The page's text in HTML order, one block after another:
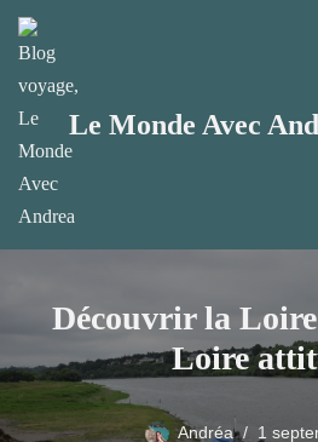
Aller
au
contenuLe Monde Avec
Découvrir la
Loire
Andréa 1